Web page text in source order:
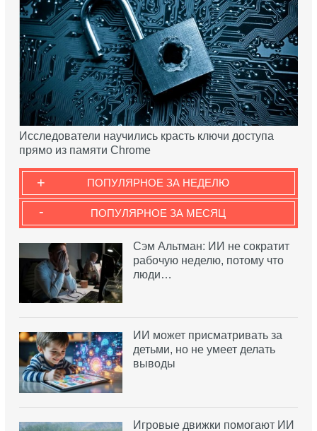
Исследователи научились красть ключи доступа
прямо из памяти Chrome
ПОПУЛЯРНОЕ ЗА НЕДЕЛЮ
+
ПОПУЛЯРНОЕ ЗА МЕСЯЦ
-
Сэм Альтман: ИИ не сократит
рабочую неделю, потому что
люди…
ИИ может присматривать за
детьми, но не умеет делать
выводы
Игровые движки помогают ИИ